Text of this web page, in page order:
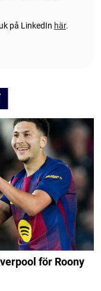
på LinkedIn här.
för Roony